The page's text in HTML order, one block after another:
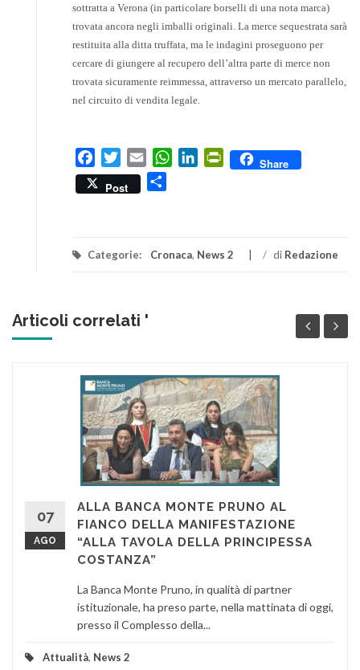
sottratta a Verona (in particolare borselli di una nota marca)
trovata ancora negli imballi originali. La merce sequestrata sarà
restituita alla ditta truffata, ma le indagini proseguono per
cercare di giungere al recupero dell’altra parte di merce non
trovata sicuramente reimmessa, attraverso un mercato parallelo,
nel circuito di vendita legale.
FacebookTwitterEmail WhatsApp
LinkedInPrintFriendly
Share
Post
Categorie: Cronaca, News 2 / di Redazione
Articoli correlati '
07
AGO
ALLA BANCA MONTE PRUNO AL
FIANCO DELLA MANIFESTAZIONE
“ALLA TAVOLA DELLA PRINCIPESSA
COSTANZA”
La Banca Monte Pruno, in qualità di partner
istituzionale, ha preso parte, nella mattinata di oggi,
presso il Complesso della...
Attualità, News 2